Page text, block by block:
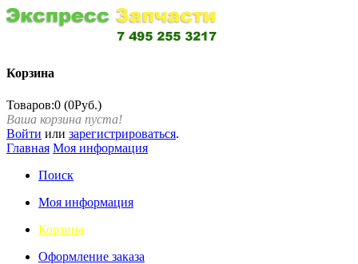
Корзина
Товаров:0 (0Руб.)
Ваша корзина пуста!
Войти или зарегистрироваться.
Главная Моя информация
Поиск
Моя информация
Корзина
Оформление заказа